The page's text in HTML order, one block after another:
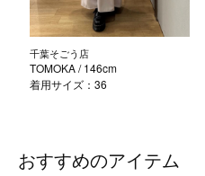
千葉そごう店
TOMOKA/ 146cm
着用サイズ：36
おすすめのアイテム